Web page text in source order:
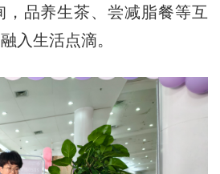
，品养生茶、尝减脂餐等互
入生活点滴。